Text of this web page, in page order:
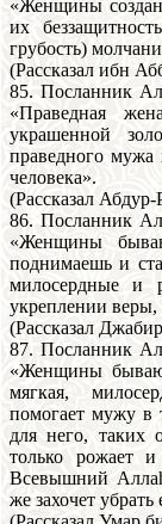
«Женщины
их
грубость)
(Рассказал ибн
85. Посланник
«Праведная
украшенной
праведного
человека».
(Рассказал
86. Посланник
«Женщины
поднимаешь и
милосердные и
укреплении
(Рассказал
87. Посланник
«Женщины
мягкая,
помогает мужу в
для него, таких
только рожает
Всевышний
же захочет убрать